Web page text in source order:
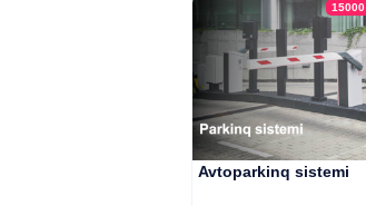
15000
Avtoparkinq sistemi